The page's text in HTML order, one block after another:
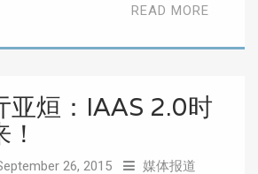
READ MORE
亚烜：IAAS 2.0时
26, 2015 媒体报道